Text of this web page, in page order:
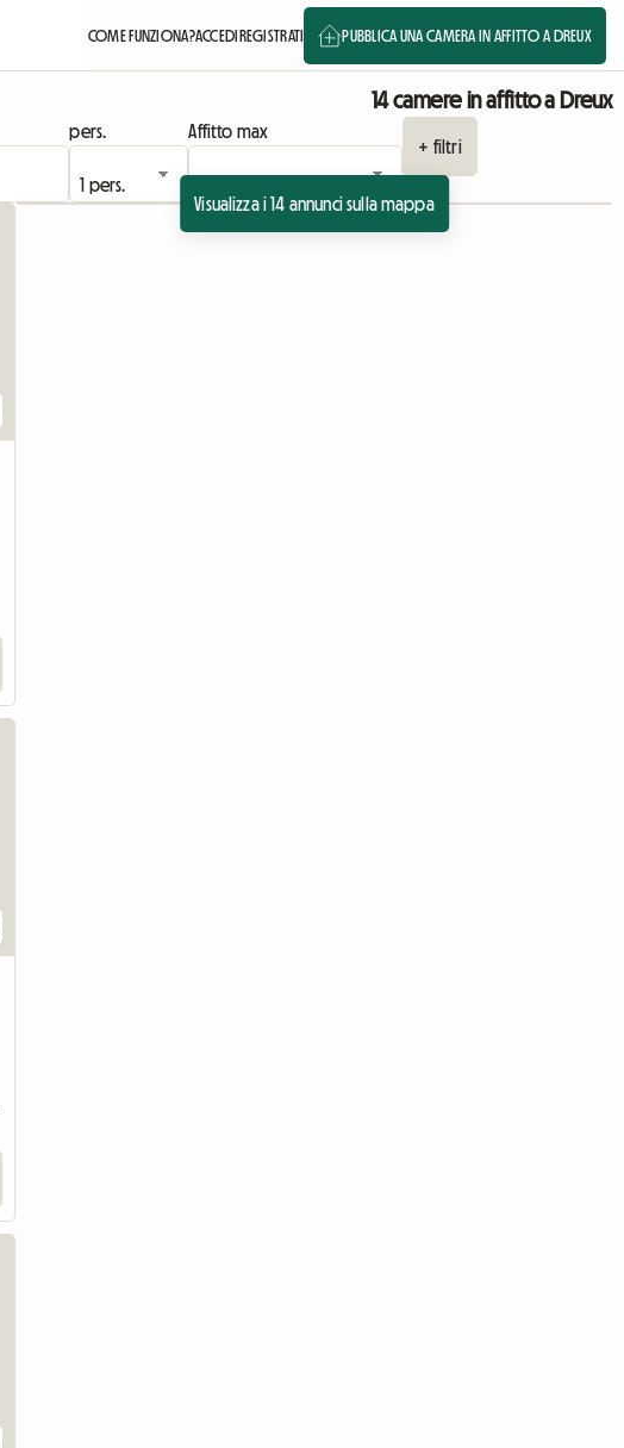
COME FUNZIONA?ACCEDIREGISTRATI PUBBLICA UNA CAMERA IN AFFITTO A DREUX
14 camere in affitto a Dreux
pers.
Affitto max
+ filtri
Visualizza i 14 annunci sulla mappa